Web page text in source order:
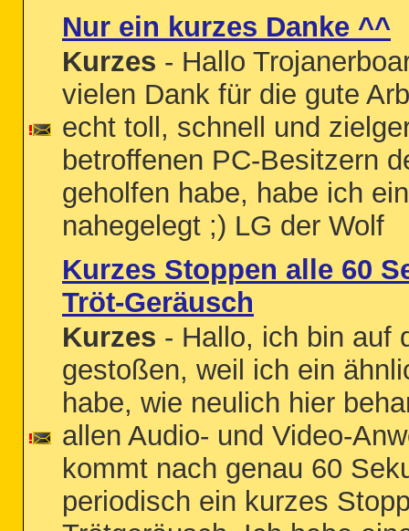
Nur ein kurzes Danke ^^
Kurzes - Hallo
vielen Dank für die gute
echt toll, schnell und
betroffenen PC-Besitzern
geholfen habe, habe ich
nahegelegt ;) LG der Wolf
Kurzes Stoppen alle 60
Tröt-Geräusch
Kurzes - Hallo, ich bin auf
gestoßen, weil ich ein
habe, wie neulich hier
allen Audio- und Video-
kommt nach genau 60
periodisch ein kurzes